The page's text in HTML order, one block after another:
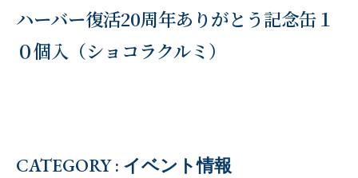
ハーバー復活20周年ありがとう記念缶１
０個入（ショコラクルミ）
CATEGORY : イベント情報